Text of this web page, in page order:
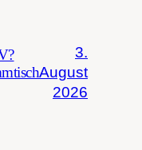
3.
August
2026